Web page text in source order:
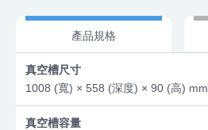
產品規格
真空槽尺寸
1008 (寬) × 558 (深度) × 90 (高) mm
真空槽容量